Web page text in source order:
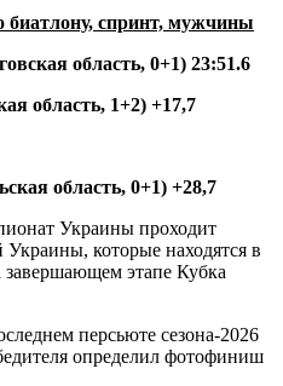
спринт, мужчины
область, 0+1) 23:51.6
область, 1+2) +17,7
область, 0+1) +28,7
Украины проходит
которые находятся в
этапе Кубка
персьюте сезона-2026
определил фотофиниш